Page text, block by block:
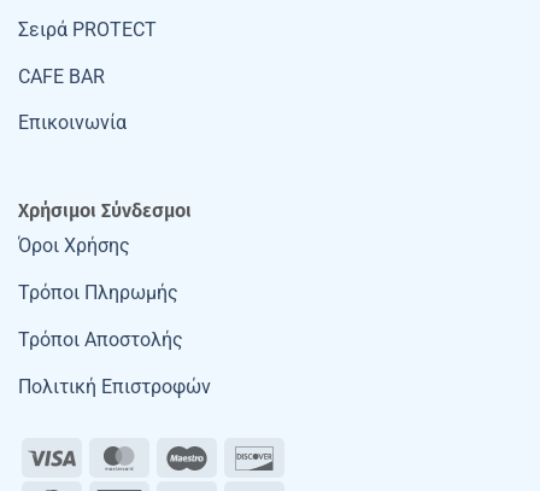
Σειρά PROTECT
CAFE BAR
Επικοινωνία
Χρήσιμοι Σύνδεσμοι
Όροι Χρήσης
Τρόποι Πληρωμής
Τρόποι Αποστολής
Πολιτική Επιστροφών
Visa MasterCardMaestro